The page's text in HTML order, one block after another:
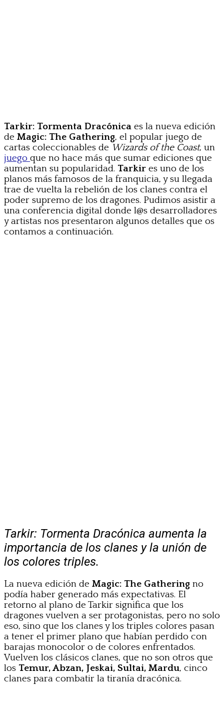
Tarkir: Tormenta Dracónica es la nueva edición
de Magic: The Gathering, el popular juego de
cartas coleccionables de Wizards of the Coast, un
juego que no hace más que sumar ediciones que
aumentan su popularidad. Tarkir es uno de los
planos más famosos de la franquicia, y su llegada
trae de vuelta la rebelión de los clanes contra el
poder supremo de los dragones. Pudimos asistir a
una conferencia digital donde l@s desarrolladores
y artistas nos presentaron algunos detalles que os
contamos a continuación.
Tarkir: Tormenta Dracónica aumenta la
importancia de los clanes y la unión de
los colores triples.
La nueva edición de Magic: The Gathering no
podía haber generado más expectativas. El
retorno al plano de Tarkir significa que los
dragones vuelven a ser protagonistas, pero no solo
eso, sino que los clanes y los triples colores pasan
a tener el primer plano que habían perdido con
barajas monocolor o de colores enfrentados.
Vuelven los clásicos clanes, que no son otros que
los Temur, Abzan, Jeskai, Sultai, Mardu, cinco
clanes para combatir la tiranía dracónica.